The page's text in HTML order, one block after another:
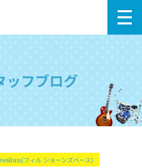
ッフブログ
フィル ジョーンズベース)